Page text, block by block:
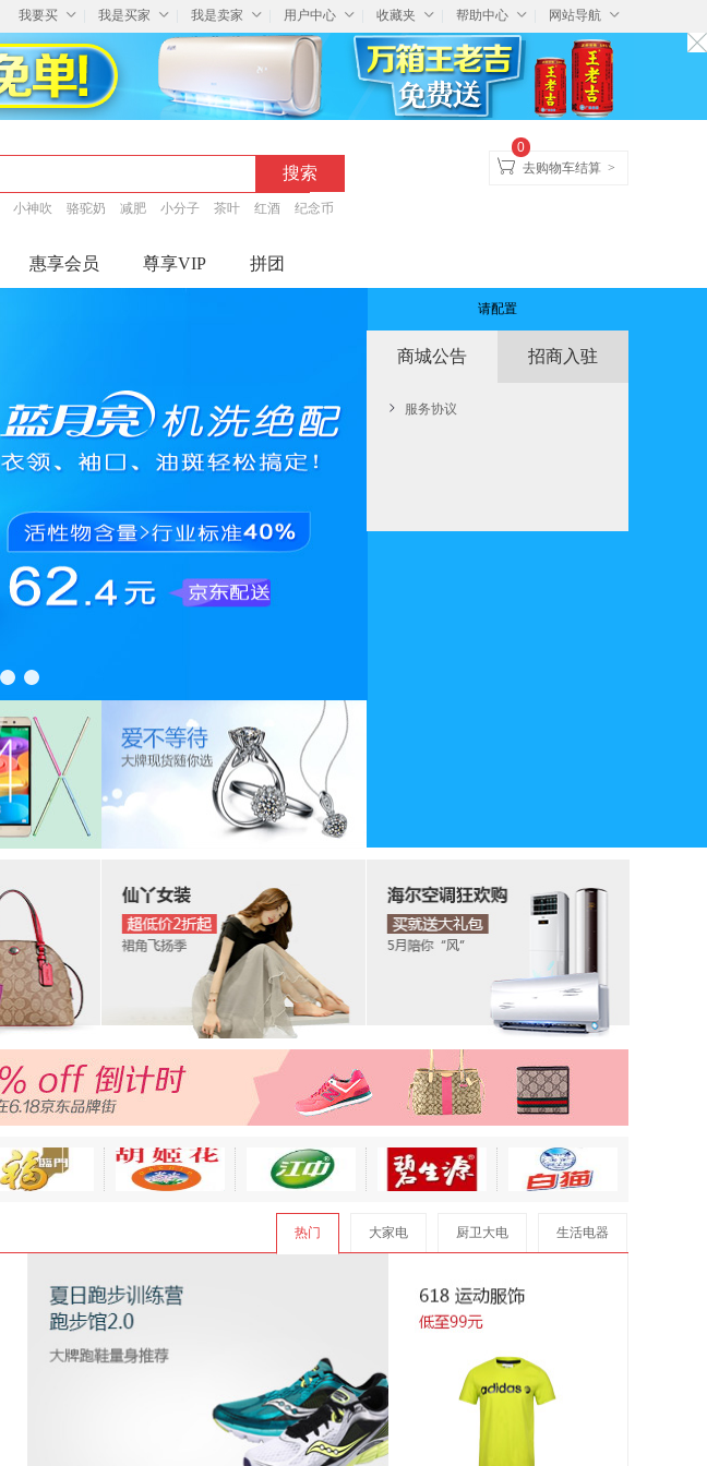
我要买 我是买家 我是卖家 用户中心 收藏夹 帮助中心 网站导航
小神吹 骆驼奶 减肥 小分子 茶叶 红酒 纪念币
去购物车结算 >
0
惠享会员 尊享VIP 拼团
请配置
商城公告 招商入驻
服务协议
热门 大家电 厨卫大电 生活电器